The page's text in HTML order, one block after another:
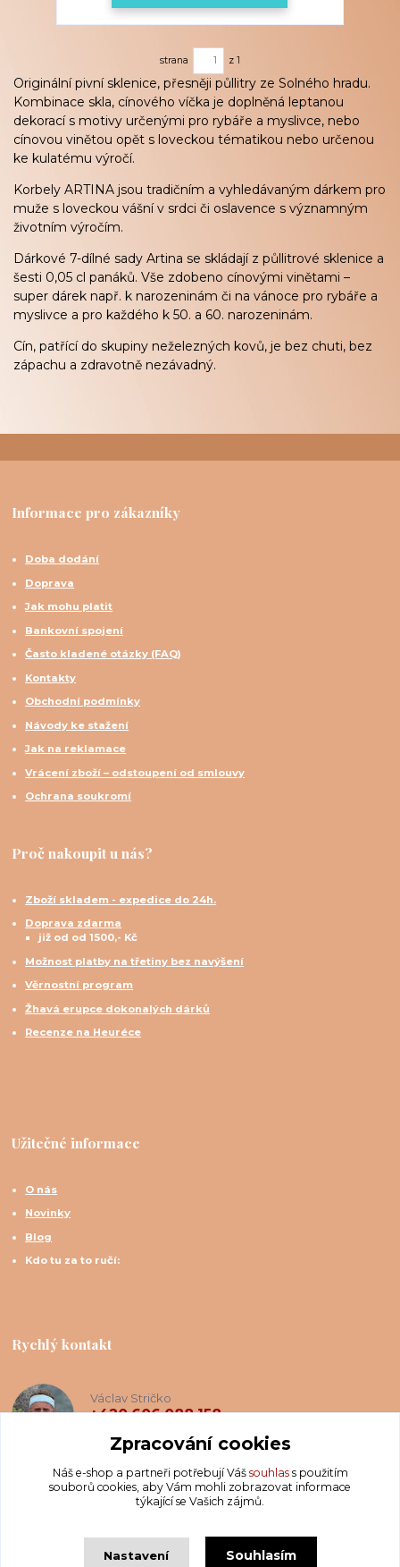
strana z 1
Originální pivní sklenice, přesněji půllitry ze Solného hradu.
Kombinace skla, cínového víčka je doplněná leptanou
dekorací s motivy určenými pro rybáře a myslivce, nebo
cínovou vinětou opět s loveckou tématikou nebo určenou
ke kulatému výročí.
Korbely ARTINA jsou tradičním a vyhledávaným dárkem pro
muže s loveckou vášní v srdci či oslavence s významným
životním výročím.
Dárkové 7-dílné sady Artina se skládají z půllitrové sklenice a
šesti 0,05 cl panáků. Vše zdobeno cínovými vinětami –
super dárek např. k narozeninám či na vánoce pro rybáře a
myslivce a pro každého k 50. a 60. narozeninám.
Cín, patřící do skupiny neželezných kovů, je bez chuti, bez
zápachu a zdravotně nezávadný.
Informace pro zákazníky
Doba dodání
Doprava
Jak mohu platit
Bankovní spojení
Často kladené otázky (FAQ)
Kontakty
Obchodní podmínky
Návody ke stažení
Jak na reklamace
Vrácení zboží – odstoupení od smlouvy
Ochrana soukromí
Proč nakoupit u nás?
Zboží skladem - expedice do 24h.
Doprava zdarma
již od od 1500,- Kč
Možnost platby na třetiny bez navýšení
Věrnostní program
Žhavá erupce dokonalých dárků
Recenze na Heuréce
Užitečné informace
O nás
Novinky
Blog
Kdo tu za to ručí:
Rychlý kontakt
Václav Stričko
+420 606 088 158
info@krakatis.cz
Zpracování cookies
Náš e-shop a partneři potřebují Váš souhlass použitím
souborů cookies, aby Vám mohli zobrazovat informace
týkající se Vašich zájmů.
Nastavení Souhlasím